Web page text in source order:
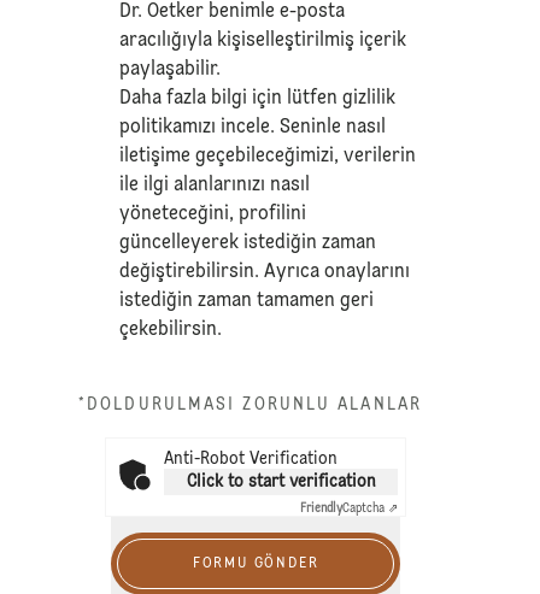
Dr. Oetker benimle e-posta
aracılığıyla kişiselleştirilmiş içerik
paylaşabilir.
Daha fazla bilgi için lütfengizlilik
politikamızı incele. Seninle nasıl
iletişime geçebileceğimizi, verilerin
ile ilgi alanlarınızı nasıl
yöneteceğini, profilini
güncelleyerek istediğin zaman
değiştirebilirsin. Ayrıca onaylarını
istediğin zaman tamamen geri
çekebilirsin.
*DOLDURULMASI ZORUNLU ALANLAR
Anti-Robot Verification
Click to start verification
FriendlyCaptcha ⇗
FORMU GÖNDER